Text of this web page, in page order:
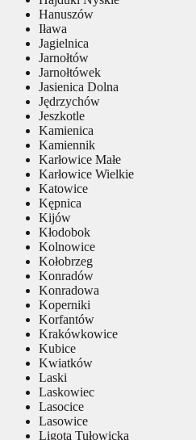
Hanuszów
Iława
Jagielnica
Jarnołtów
Jarnołtówek
Jasienica Dolna
Jędrzychów
Jeszkotle
Kamienica
Kamiennik
Karłowice Małe
Karłowice Wielkie
Katowice
Kępnica
Kijów
Kłodobok
Kolnowice
Kołobrzeg
Konradów
Konradowa
Koperniki
Korfantów
Krakówkowice
Kubice
Kwiatków
Laski
Laskowiec
Lasocice
Lasowice
Ligota Tułowicka